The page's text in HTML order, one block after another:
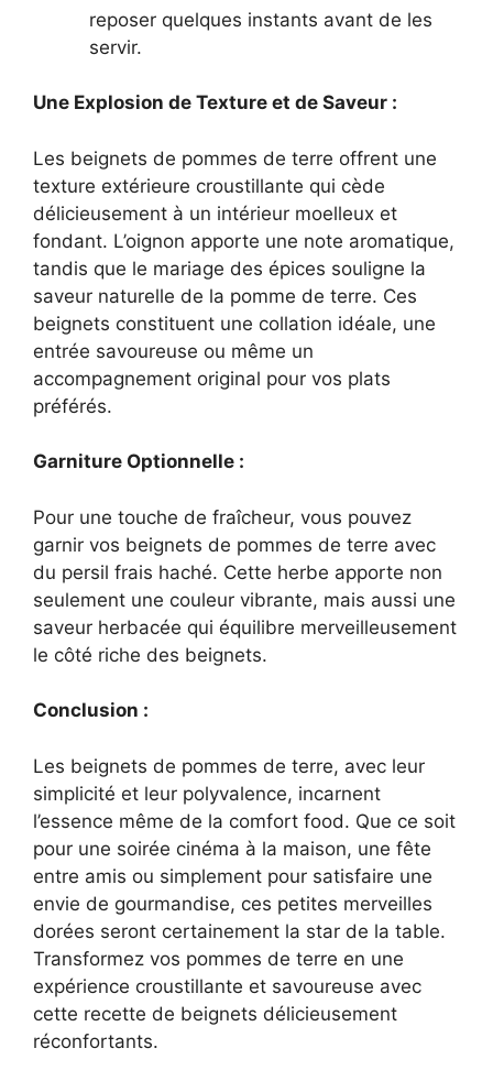
reposer quelques instants avant de les
servir.
Une Explosion de Texture et de Saveur :
Les beignets de pommes de terre offrent une
texture extérieure croustillante qui cède
délicieusement à un intérieur moelleux et
fondant. L’oignon apporte une note aromatique,
tandis que le mariage des épices souligne la
saveur naturelle de la pomme de terre. Ces
beignets constituent une collation idéale, une
entrée savoureuse ou même un
accompagnement original pour vos plats
préférés.
Garniture Optionnelle :
Pour une touche de fraîcheur, vous pouvez
garnir vos beignets de pommes de terre avec
du persil frais haché. Cette herbe apporte non
seulement une couleur vibrante, mais aussi une
saveur herbacée qui équilibre merveilleusement
le côté riche des beignets.
Conclusion :
Les beignets de pommes de terre, avec leur
simplicité et leur polyvalence, incarnent
l’essence même de la comfort food. Que ce soit
pour une soirée cinéma à la maison, une fête
entre amis ou simplement pour satisfaire une
envie de gourmandise, ces petites merveilles
dorées seront certainement la star de la table.
Transformez vos pommes de terre en une
expérience croustillante et savoureuse avec
cette recette de beignets délicieusement
réconfortants.